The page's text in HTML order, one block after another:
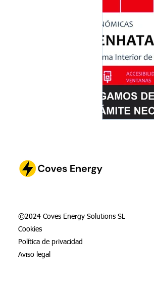
©2024 Coves Energy Solutions SL
Cookies
Política de privacidad
Aviso legal